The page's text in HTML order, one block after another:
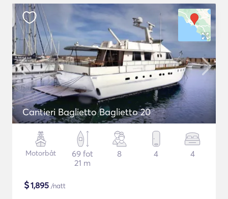
Cantieri Baglietto Baglietto 20
Motorbåt
69 fot
21 m
8 4 4
$1,895 /natt